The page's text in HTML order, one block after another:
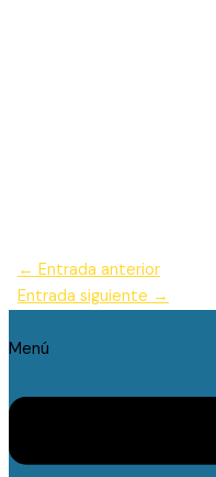
← Entrada anterior
Entrada siguiente →
Menú